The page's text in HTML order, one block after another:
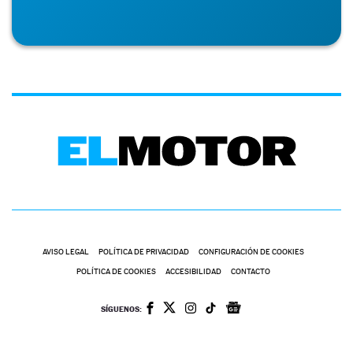
AVISO LEGAL POLÍTICA DE PRIVACIDAD CONFIGURACIÓN DE COOKIES
POLÍTICA DE COOKIES ACCESIBILIDAD CONTACTO
SÍGUENOS: